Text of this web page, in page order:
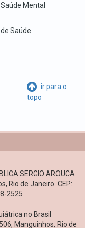
Mental
Saúde
ir para o
topo
SERGIO AROUCA
Rio de Janeiro. CEP:
2525
no Brasil
Manguinhos, Rio de